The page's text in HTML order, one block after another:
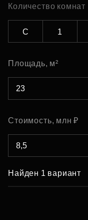
Количество комнат
С 1
Площадь, м²
Стоимость, млн ₽
Найден 1 вариант